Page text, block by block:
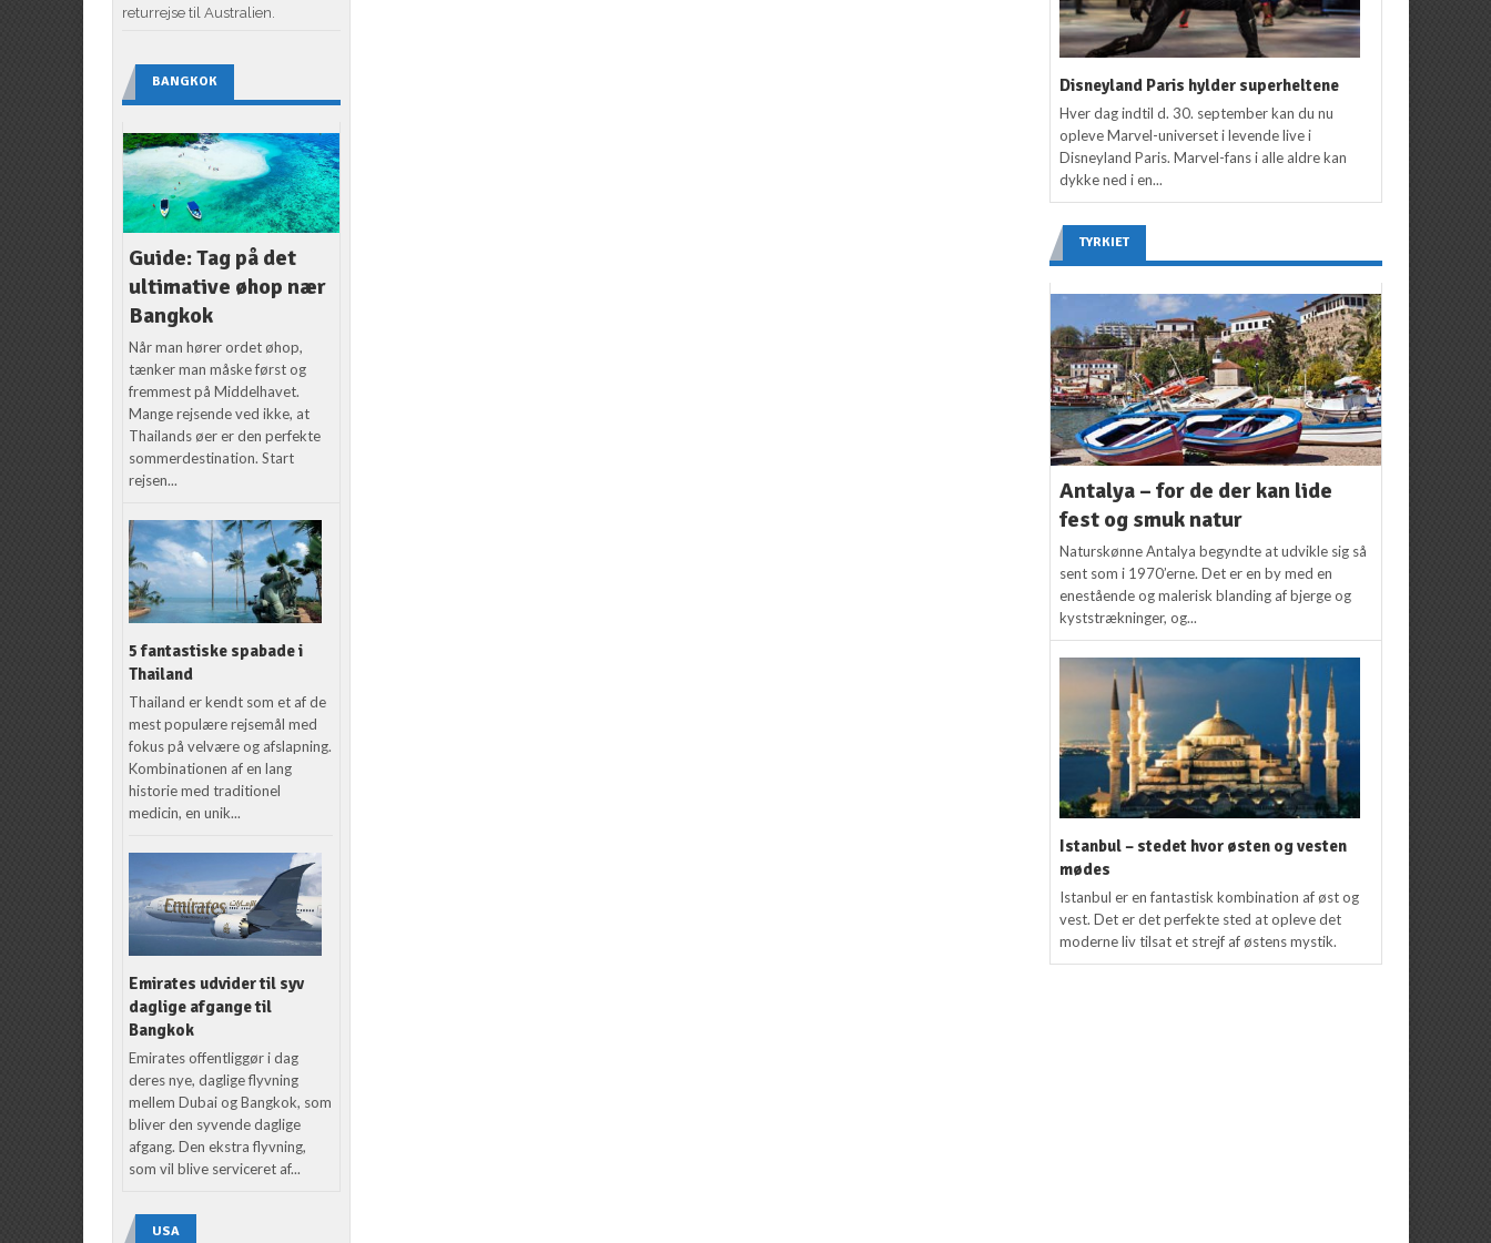
returrejse til Australien.
BANGKOK
Guide: Tag på det
ultimative øhop nær
Bangkok
Når man hører ordet øhop,
tænker man måske først og
fremmest på Middelhavet.
Mange rejsende ved ikke, at
Thailands øer er den perfekte
sommerdestination. Start
rejsen...
5 fantastiske spabade i
Thailand
Thailand er kendt som et af de
mest populære rejsemål med
fokus på velvære og afslapning.
Kombinationen af en lang
historie med traditionel
medicin, en unik...
Emirates udvider til syv
daglige afgange til
Bangkok
Emirates offentliggør i dag
deres nye, daglige flyvning
mellem Dubai og Bangkok, som
bliver den syvende daglige
afgang. Den ekstra flyvning,
som vil blive serviceret af...
USA
Disneyland Paris hylder superheltene
Hver dag indtil d. 30. september kan du nu
opleve Marvel-universet i levende live i
Disneyland Paris. Marvel-fans i alle aldre kan
dykke ned i en...
TYRKIET
Antalya – for de der kan lide
fest og smuk natur
Naturskønne Antalya begyndte at udvikle sig så
sent som i 1970’erne. Det er en by med en
enestående og malerisk blanding af bjerge og
kyststrækninger, og...
Istanbul – stedet hvor østen og vesten
mødes
Istanbul er en fantastisk kombination af øst og
vest. Det er det perfekte sted at opleve det
moderne liv tilsat et strejf af østens mystik.